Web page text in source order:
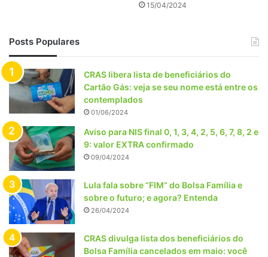
15/04/2024
Posts Populares
CRAS libera lista de beneficiários do
Cartão Gás: veja se seu nome está entre os
contemplados
01/06/2024
Aviso para NIS final 0, 1, 3, 4, 2, 5, 6, 7, 8, 2 e
9: valor EXTRA confirmado
09/04/2024
Lula fala sobre “FIM” do Bolsa Família e
sobre o futuro; e agora? Entenda
26/04/2024
CRAS divulga lista dos beneficiários do
Bolsa Família cancelados em maio: você